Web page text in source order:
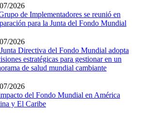
2026
de Implementadores se reunió en
para la Junta del Fondo Mundial
2026
Directiva del Fondo Mundial adopta
estratégicas para gestionar en un
de salud mundial cambiante
2026
del Fondo Mundial en América
y El Caribe